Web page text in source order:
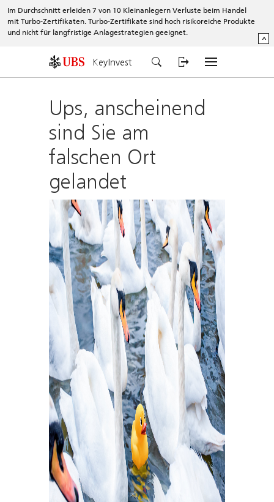
Im Durchschnitt erleiden 7 von 10 Kleinanlegern Verluste beim Handel
mit Turbo-Zertifikaten. Turbo-Zertifikate sind hoch risikoreiche Produkte
und nicht für langfristige Anlagestrategien geeignet.
^
KeyInvest
Ups, anscheinend
sind Sie am
falschen Ort
gelandet